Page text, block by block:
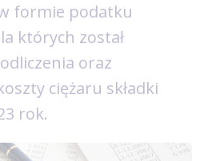
formie podatku
których został
oraz
ciężaru składki
rok.